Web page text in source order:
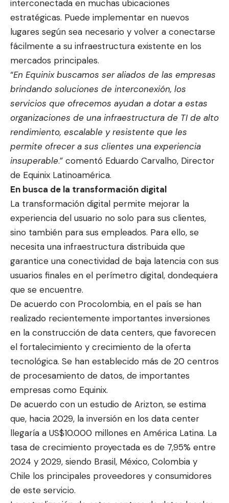
interconectada en muchas ubicaciones
estratégicas. Puede implementar en nuevos
lugares según sea necesario y volver a conectarse
fácilmente a su infraestructura existente en los
mercados principales.
“En Equinix buscamos ser aliados de las empresas
brindando soluciones de interconexión, los
servicios que ofrecemos ayudan a dotar a estas
organizaciones de una infraestructura de TI de alto
rendimiento, escalable y resistente que les
permite ofrecer a sus clientes una experiencia
insuperable.” comentó Eduardo Carvalho, Director
de Equinix Latinoamérica.
En busca de la transformación digital
La transformación digital permite mejorar la
experiencia del usuario no solo para sus clientes,
sino también para sus empleados. Para ello, se
necesita una infraestructura distribuida que
garantice una conectividad de baja latencia con sus
usuarios finales en el perímetro digital, dondequiera
que se encuentre.
De acuerdo con Procolombia, en el país se han
realizado recientemente importantes inversiones
en la construcción de data centers, que favorecen
el fortalecimiento y crecimiento de la oferta
tecnológica. Se han establecido más de 20 centros
de procesamiento de datos, de importantes
empresas como Equinix.
De acuerdo con un estudio de Arizton, se estima
que, hacia 2029, la inversión en los data center
llegaría a US$10.000 millones en América Latina. La
tasa de crecimiento proyectada es de 7,95% entre
2024 y 2029, siendo Brasil, México, Colombia y
Chile los principales proveedores y consumidores
de este servicio.